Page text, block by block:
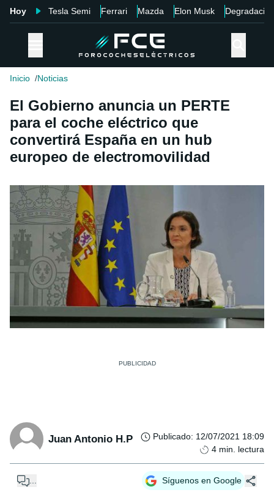
Hoy Tesla Semi Ferrari Mazda Elon Musk Degradación
Inicio Noticias
El Gobierno anuncia un PERTE
para el coche eléctrico que
convertirá España en un hub
europeo de electromovilidad
Juan Antonio H.P Publicado: 12/07/2021 18:09
4 min. lectura
... Síguenos en Google